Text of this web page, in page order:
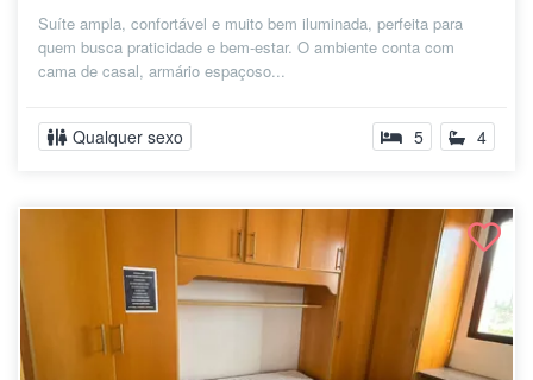
Suíte ampla, confortável e muito bem iluminada, perfeita para
quem busca praticidade e bem-estar. O ambiente conta com
cama de casal, armário espaçoso...
Qualquer sexo 5 4